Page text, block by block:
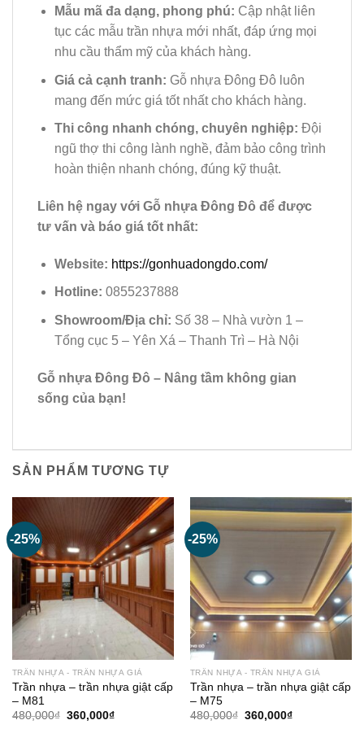
Mẫu mã đa dạng, phong phú: Cập nhật liên
tục các mẫu trần nhựa mới nhất, đáp ứng mọi
nhu cầu thẩm mỹ của khách hàng.
Giá cả cạnh tranh: Gỗ nhựa Đông Đô luôn
mang đến mức giá tốt nhất cho khách hàng.
Thi công nhanh chóng, chuyên nghiệp: Đội
ngũ thợ thi công lành nghề, đảm bảo công trình
hoàn thiện nhanh chóng, đúng kỹ thuật.
Liên hệ ngay với Gỗ nhựa Đông Đô để được
tư vấn và báo giá tốt nhất:
Website: https://gonhuadongdo.com/
Hotline: 0855237888
Showroom/Địa chỉ: Số 38 – Nhà vườn 1 –
Tổng cục 5 – Yên Xá – Thanh Trì – Hà Nội
Gỗ nhựa Đông Đô – Nâng tầm không gian
sống của bạn!
SẢN PHẨM TƯƠNG TỰ
-25%
TRẦN NHỰA - TRẦN NHỰA GIẢ
Trần nhựa – trần nhựa giật cấp
– M81
480,000₫ Giá
360,000₫Giá
-25%
TRẦN NHỰA - TRẦN NHỰA GIẢ
Trần nhựa – trần nhựa giật cấp
– M75
480,000₫ Giá
360,000₫Giá